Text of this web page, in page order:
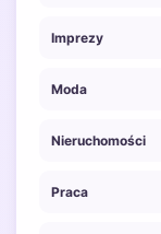
Imprezy
Moda
Nieruchomości
Praca